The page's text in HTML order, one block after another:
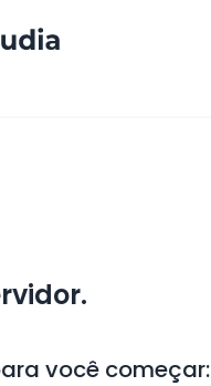
você começar: